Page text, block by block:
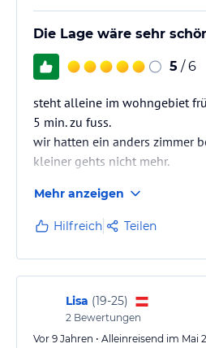
Die Lage wäre sehr
5 / 6
steht alleine im wohngebiet
5 min. zu fuss.
wir hatten ein anders zimmer
kleiner gehts nicht mehr.
kleiderschrank war defekt siehe
vorsicht seitdem wir gebucht
immer spam e-mail (
Mehr anzeigen
Hilfreich Teilen
Lisa (19-25)
2 Bewertungen
Vor 9 Jahren • Alleinreisend im Mai